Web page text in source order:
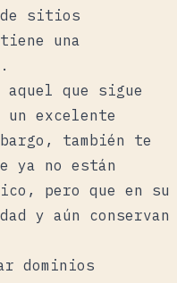
sitios
una
que sigue
excelente
también te
ya no están
pero que en su
y aún conservan
dominios